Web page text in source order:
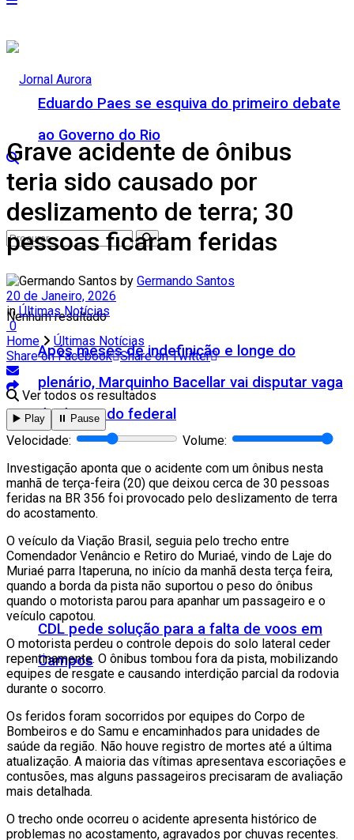
Eduardo Paes se esquiva do primeiro debate
ao Governo do Rio
Após meses de indefinição e longe do
plenário, Marquinho Bacellar vai disputar vaga
de deputado federal
CDL pede solução para a falta de voos em
Campos
Nenhum resultado
Ver todos os resultados
Grave acidente de ônibus
teria sido causado por
deslizamento de terra; 30
pessoas ficaram feridas
by Germando Santos
20 de Janeiro, 2026
in Últimas Notícias
0
Home
Últimas Notícias
Share on Facebook Share on Twitter
▶️ Play ⏸️ Pause
Velocidade:
Volume:
Investigação aponta que o acidente com um ônibus nesta
manhã de terça-feira (20) que deixou cerca de 30 pessoas
feridas na BR 356 foi provocado pelo deslizamento de terra
do acostamento.
O veículo da Viação Brasil, seguia pelo trecho entre
Comendador Venâncio e Retiro do Muriaé, vindo de Laje do
Muriaé parra Itaperuna, no início da manhã desta terça feira,
quando a borda da pista não suportou o peso do ônibus
quando o motorista parou para apanhar um passageiro e o
veículo capotou.
O motorista perdeu o controle depois do solo lateral ceder
repentinamente. O ônibus tombou fora da pista, mobilizando
equipes de resgate e causando interdição parcial da rodovia
durante o socorro.
Os feridos foram socorridos por equipes do Corpo de
Bombeiros e do Samu e encaminhados para unidades de
saúde da região. Não houve registro de mortes até a última
atualização. A maioria das vítimas apresentava escoriações e
contusões, mas alguns passageiros precisaram de avaliação
mais detalhada.
O trecho onde ocorreu o acidente apresenta histórico de
problemas no acostamento, agravados por chuvas recentes.